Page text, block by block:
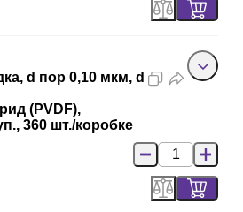
d пор 0,10 мкм, d
(PVDF),
360 шт./коробке